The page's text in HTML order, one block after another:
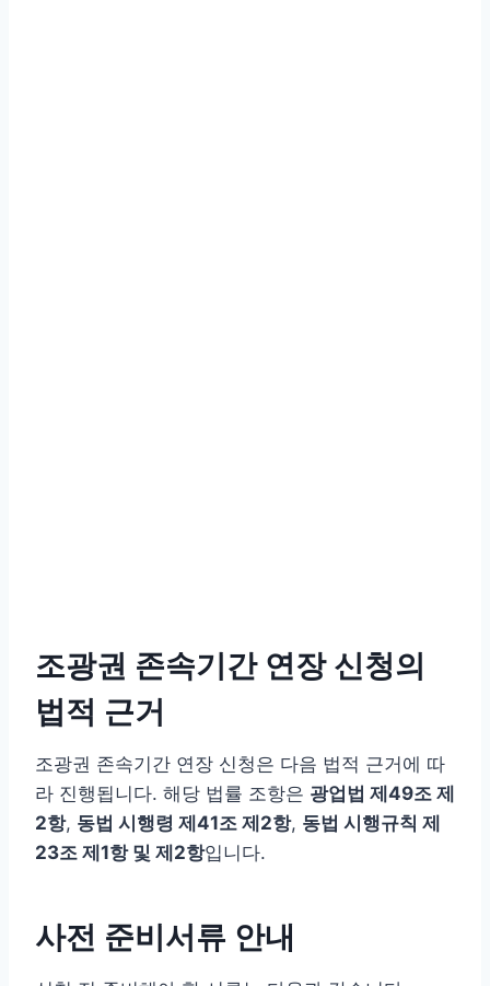
조광권 존속기간 연장 신청의
법적 근거
조광권 존속기간 연장 신청은 다음 법적 근거에 따
라 진행됩니다. 해당 법률 조항은 광업법 제49조 제
2항, 동법 시행령 제41조 제2항, 동법 시행규칙 제
23조 제1항 및 제2항입니다.
사전 준비서류 안내